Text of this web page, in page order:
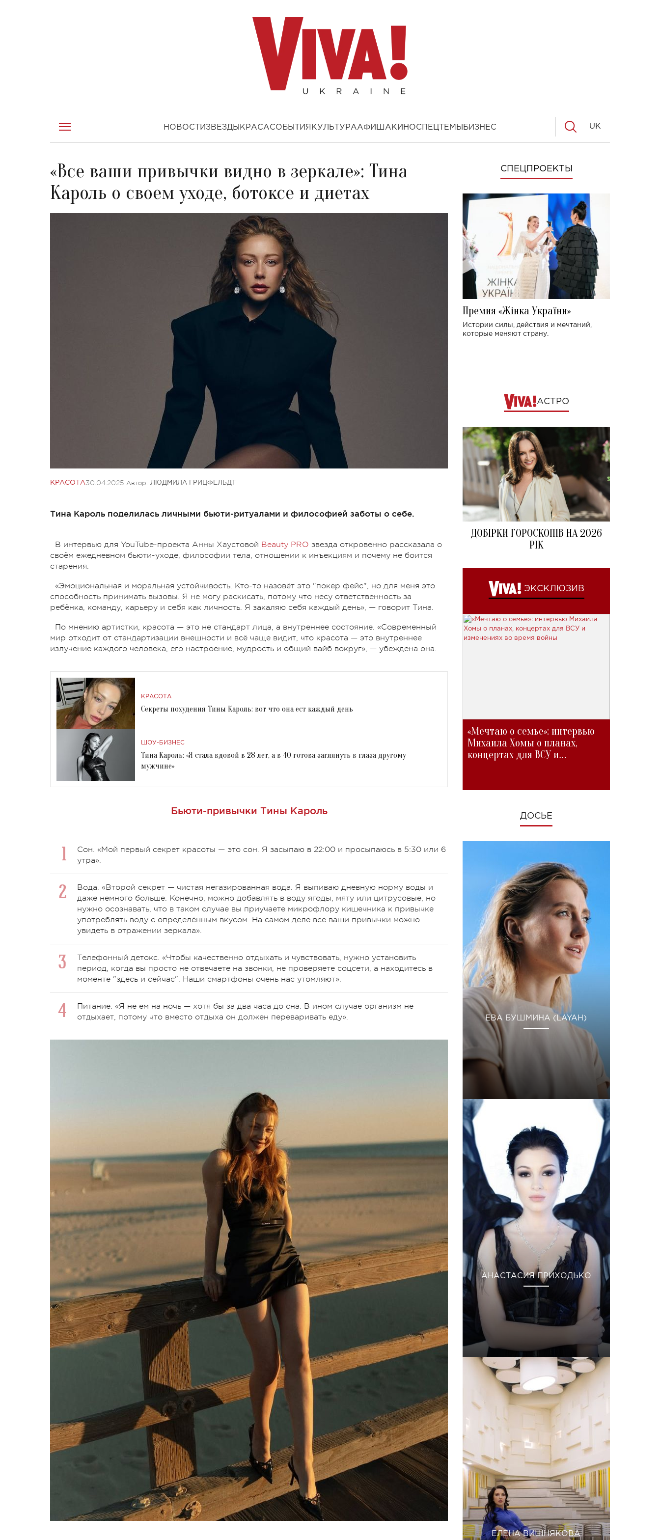
НОВОСТИ ЗВЕЗДЫ КРАСАСОБЫТИЯ КУЛЬТУРААФИША КИНОСПЕЦТЕМЫ БИЗНЕС UK
«Все ваши привычки видно в зеркале»: Тина
Кароль о своем уходе, ботоксе и диетах
КРАСОТА30.04.2025 Автор: ЛЮДМИЛА ГРИЦФЕЛЬДТ
Тина Кароль поделилась личными бьюти-ритуалами и философией заботы о себе.
В интервью для YouTube-проекта Анны Хаустовой Beauty PRO звезда откровенно рассказала о
своём ежедневном бьюти-уходе, философии тела, отношении к инъекциям и почему не боится
старения.
«Эмоциональная и моральная устойчивость. Кто-то назовёт это "покер фейс", но для меня это
способность принимать вызовы. Я не могу раскисать, потому что несу ответственность за
ребёнка, команду, карьеру и себя как личность. Я закаляю себя каждый день», — говорит Тина.
По мнению артистки, красота — это не стандарт лица, а внутреннее состояние. «Современный
мир отходит от стандартизации внешности и всё чаще видит, что красота — это внутреннее
излучение каждого человека, его настроение, мудрость и общий вайб вокруг», — убеждена она.
КРАСОТА
Секреты похудения Тины Кароль: вот что она ест каждый день
ШОУ-БИЗНЕС
Тина Кароль: «Я стала вдовой в 28 лет, а в 40 готова заглянуть в глаза другому
мужчине»
Бьюти-привычки Тины Кароль
Сон. «Мой первый секрет красоты — это сон. Я засыпаю в 22:00 и просыпаюсь в 5:30 или 6
утра».
Вода. «Второй секрет — чистая негазированная вода. Я выпиваю дневную норму воды и
даже немного больше. Конечно, можно добавлять в воду ягоды, мяту или цитрусовые, но
нужно осознавать, что в таком случае вы приучаете микрофлору кишечника к привычке
употреблять воду с определённым вкусом. На самом деле все ваши привычки можно
увидеть в отражении зеркала».
Телефонный детокс. «Чтобы качественно отдыхать и чувствовать, нужно установить
период, когда вы просто не отвечаете на звонки, не проверяете соцсети, а находитесь в
моменте "здесь и сейчас". Наши смартфоны очень нас утомляют».
Питание. «Я не ем на ночь — хотя бы за два часа до сна. В ином случае организм не
отдыхает, потому что вместо отдыха он должен переваривать еду».
СПЕЦПРОЕКТЫ
Премия «Жінка України»
Истории силы, действия и мечтаний,
которые меняют страну.
АСТРО
ДОБІРКИ ГОРОСКОПІВ НА 2026
РІК
ЭКСКЛЮЗИВ
«Мечтаю о семье»: интервью
Михаила Хомы о планах,
концертах для ВСУ и
ДОСЬЕ
ЕВА БУШМИНА (LAYAH)
АНАСТАСИЯ ПРИХОДЬКО
ЕЛЕНА ВИШНЯКОВА